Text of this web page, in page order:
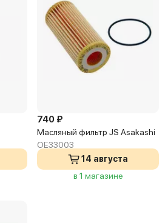
740 ₽
Масляный фильтр JS Asakashi
OE33003
14 августа
в 1 магазине